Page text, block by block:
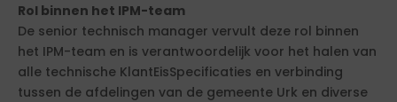
Rol binnen het IPM-team
De senior technisch manager vervult deze rol binnen
het IPM-team en is verantwoordelijk voor het halen van
alle technische KlantEisSpecificaties en verbinding
tussen de afdelingen van de gemeente Urk en diverse